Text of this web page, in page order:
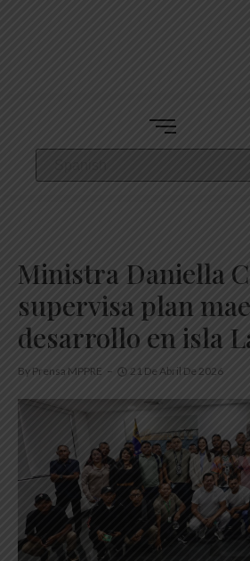
Ministra Daniella
supervisa plan
desarrollo en isla
By Prensa MPPRE 21 De Abril De 2026